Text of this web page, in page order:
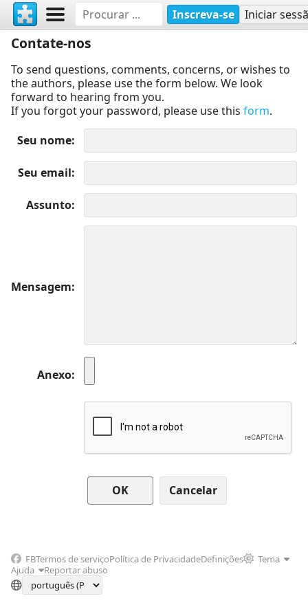
Inscreva-se Iniciar
Contate-nos
To send questions, comments, concerns, or wishes to
the authors, please use the form below. We look
forward to hearing from you.
If you forgot your password, please use this form.
Seu nome
Seu email
Assunto
Mensagem
Anexo
Cancelar
FBTermos de serviçoPolítica de PrivacidadeDefinições
Tema
Ajuda
Reportar abuso